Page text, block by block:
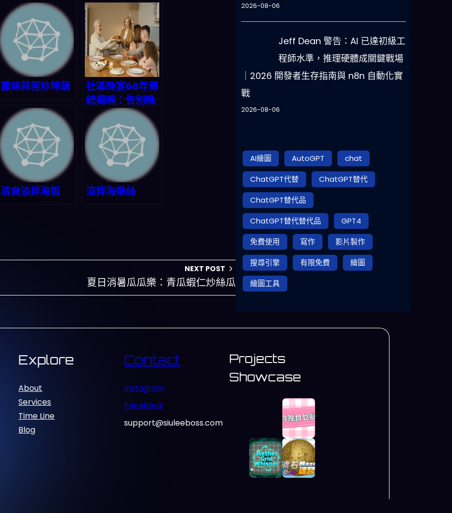
薑絲蒜蓉炒時蔬
社區晚宴60年傳
統揭曉：告別晚
餐選擇困難症，
三菜一湯從此不
費腦
清爽涼拌海蜇 涼拌海帶絲
NEXT POST
夏日消暑瓜瓜樂：青瓜蝦仁炒絲瓜
2026-08-06
Jeff Dean 警告：AI 已達初級工
程師水準，推理硬體成關鍵戰場
｜2026 開發者生存指南與 n8n 自動化實
戰
2026-08-06
AI繪圖 AutoGPT
chat
ChatGPT代替
ChatGPT替代
ChatGPT替代品
ChatGPT替代替代品
GPT4
免費使用
寫作
影片製作
搜尋引擎
有限免費
繪圖
繪圖工具
Explore
About
Services
Time Line
Blog
Contact
Instagram
Facebook
support@siuleeboss.com
Projects
Showcase